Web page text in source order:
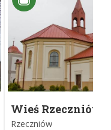
Wieś Rzeczniów
Rzeczniów